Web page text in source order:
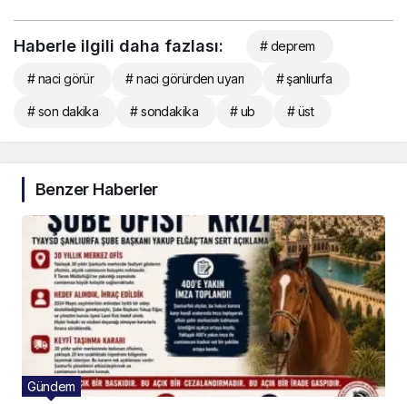
Haberle ilgili daha fazlası: # deprem
# naci görür # naci görürden uyarı # şanlıurfa
# son dakika # sondakika # ub # üst
Benzer Haberler
Gündem